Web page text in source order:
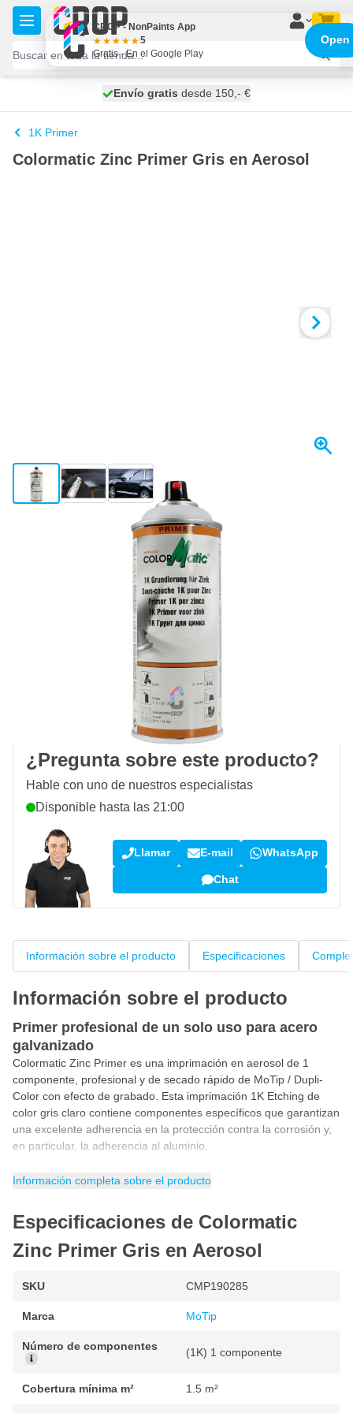
Ir al contenido
se envía hoy
Envío gratis desde 150,- €
100 días
1K Primer
Colormatic Zinc Primer Gris en Aerosol
View larger imageView larger imageView larger image
Añadir al carrito
Haz tu pedido antes de las 23:59,
se envía hoy
desde 150,- €
devoluciones & cambios
Opiniones de clientes:4,15/5 (792 críticas)
¿Pregunta sobre este producto?
Hable con uno de nuestros especialistas
Disponible hasta las 21:00
Llamar E-mail WhatsApp
Chat
Información sobre el producto Especificaciones
Información sobre el producto
Primer profesional de un solo uso para acero
galvanizado
Colormatic Zinc Primer es una imprimación en aerosol de 1
componente, profesional y de secado rápido de MoTip / Dupli-
Color con efecto de grabado. Esta imprimación 1K Etching de
color gris claro contiene componentes específicos que garantizan
una excelente adherencia en la protección contra la corrosión y,
en particular, la adherencia al aluminio.
¿Para qué puedo utilizar esta imprimación de
grabado?
resistencia a la corrosión catódica, se puede soldar por puntos y
es resistente a la gasolina, los productos químicos y la
intemperie. Esta imprimación de grabado 1K es un producto de
Se trata de una imprimación de zinc metálico anticorrosión muy
imprimación también puede utilizarse en lugares de difícil acceso
Características del bote de spray Colormatic etching
Información completa sobre el producto
Especificaciones de Colormatic
Zinc Primer Gris en Aerosol
SKU CMP190285
Marca MoTip
Número de componentes (1K) 1 componente
Cobertura mínima m² 1.5 m²
CROP - NonPaints App
5
Gratis - En el Google Play
Open